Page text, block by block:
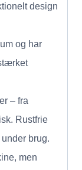
design
og har
– fra
Rustfrie
brug.
men